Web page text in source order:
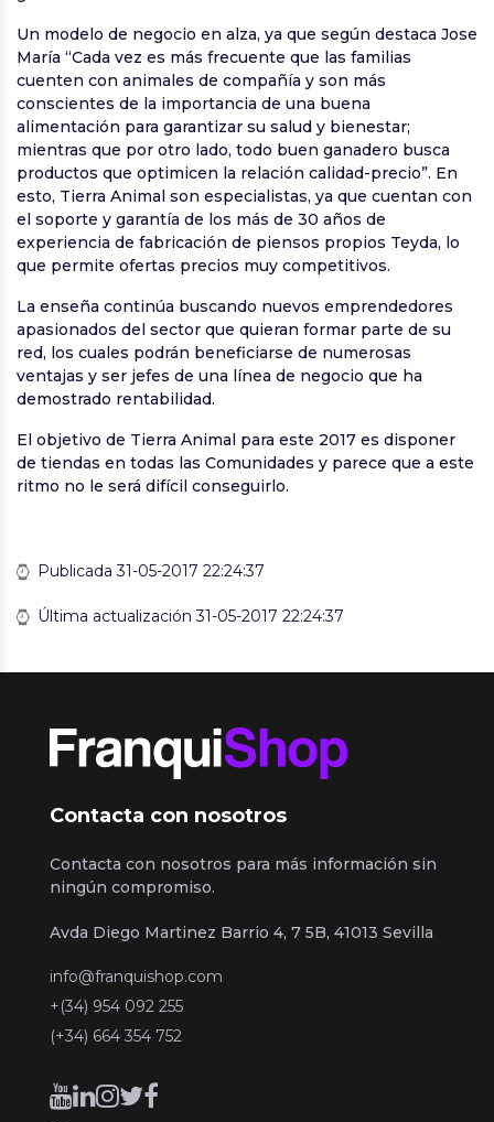
Un modelo de negocio en alza, ya que según destaca Jose
María “Cada vez es más frecuente que las familias
cuenten con animales de compañía y son más
conscientes de la importancia de una buena
alimentación para garantizar su salud y bienestar;
mientras que por otro lado, todo buen ganadero busca
productos que optimicen la relación calidad-precio”. En
esto, Tierra Animal son especialistas, ya que cuentan con
el soporte y garantía de los más de 30 años de
experiencia de fabricación de piensos propios Teyda, lo
que permite ofertas precios muy competitivos.
La enseña continúa buscando nuevos emprendedores
apasionados del sector que quieran formar parte de su
red, los cuales podrán beneficiarse de numerosas
ventajas y ser jefes de una línea de negocio que ha
demostrado rentabilidad.
El objetivo de Tierra Animal para este 2017 es disponer
de tiendas en todas las Comunidades y parece que a este
ritmo no le será difícil conseguirlo.
Publicada 31-05-2017 22:24:37
Última actualización 31-05-2017 22:24:37
Contacta con nosotros
Contacta con nosotros para más información sin
ningún compromiso.
Avda Diego Martinez Barrio 4, 7 5B, 41013 Sevilla
info@franquishop.com
+(34) 954 092 255
(+34) 664 354 752